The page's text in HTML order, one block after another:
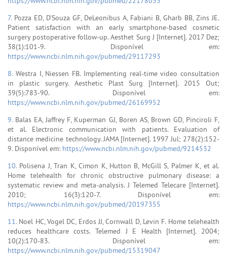
7. Pozza ED, D'Souza GF, DeLeonibus A, Fabiani B, Gharb BB, Zins JE.
Patient satisfaction with an early smartphone-based cosmetic
surgery postoperative follow-up. Aesthet Surg J [Internet]. 2017 Dez;
38(1):101-9. Disponível em:
https://www.ncbi.nlm.nih.gov/pubmed/29117293
8. Westra I, Niessen FB. Implementing real-time video consultation
in plastic surgery. Aesthetic Plast Surg [Internet]. 2015 Out;
39(5):783-90. Disponível em:
https://www.ncbi.nlm.nih.gov/pubmed/26169952
9. Balas EA, Jaffrey F, Kuperman GJ, Boren AS, Brown GD, Pinciroli F,
et al. Electronic communication with patients. Evaluation of
distance medicine technology. JAMA [Internet]. 1997 Jul; 278(2):152-
9. Disponível em: https://www.ncbi.nlm.nih.gov/pubmed/9214532
10. Polisena J, Tran K, Cimon K, Hutton B, McGill S, Palmer K, et al.
Home telehealth for chronic obstructive pulmonary disease: a
systematic review and meta-analysis. J Telemed Telecare [Internet].
2010; 16(3):120-7. Disponível em:
https://www.ncbi.nlm.nih.gov/pubmed/20197355
11. Noel HC, Vogel DC, Erdos JJ, Cornwall D, Levin F. Home telehealth
reduces healthcare costs. Telemed J E Health [Internet]. 2004;
10(2):170-83. Disponível em:
https://www.ncbi.nlm.nih.gov/pubmed/15319047